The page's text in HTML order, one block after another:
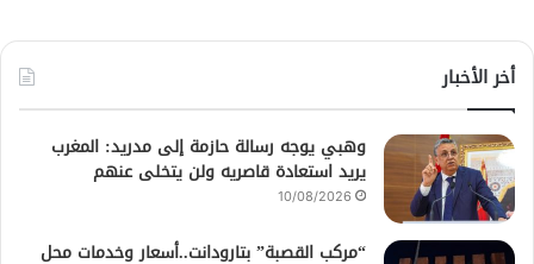
أخر الأخبار
وهبي يوجه رسالة حازمة إلى مدريد: المغرب
يريد استعادة قاصريه ولن يتخلى عنهم
10/08/2026
“مركب القصبة” بتارودانت..أسعار وخدمات محل